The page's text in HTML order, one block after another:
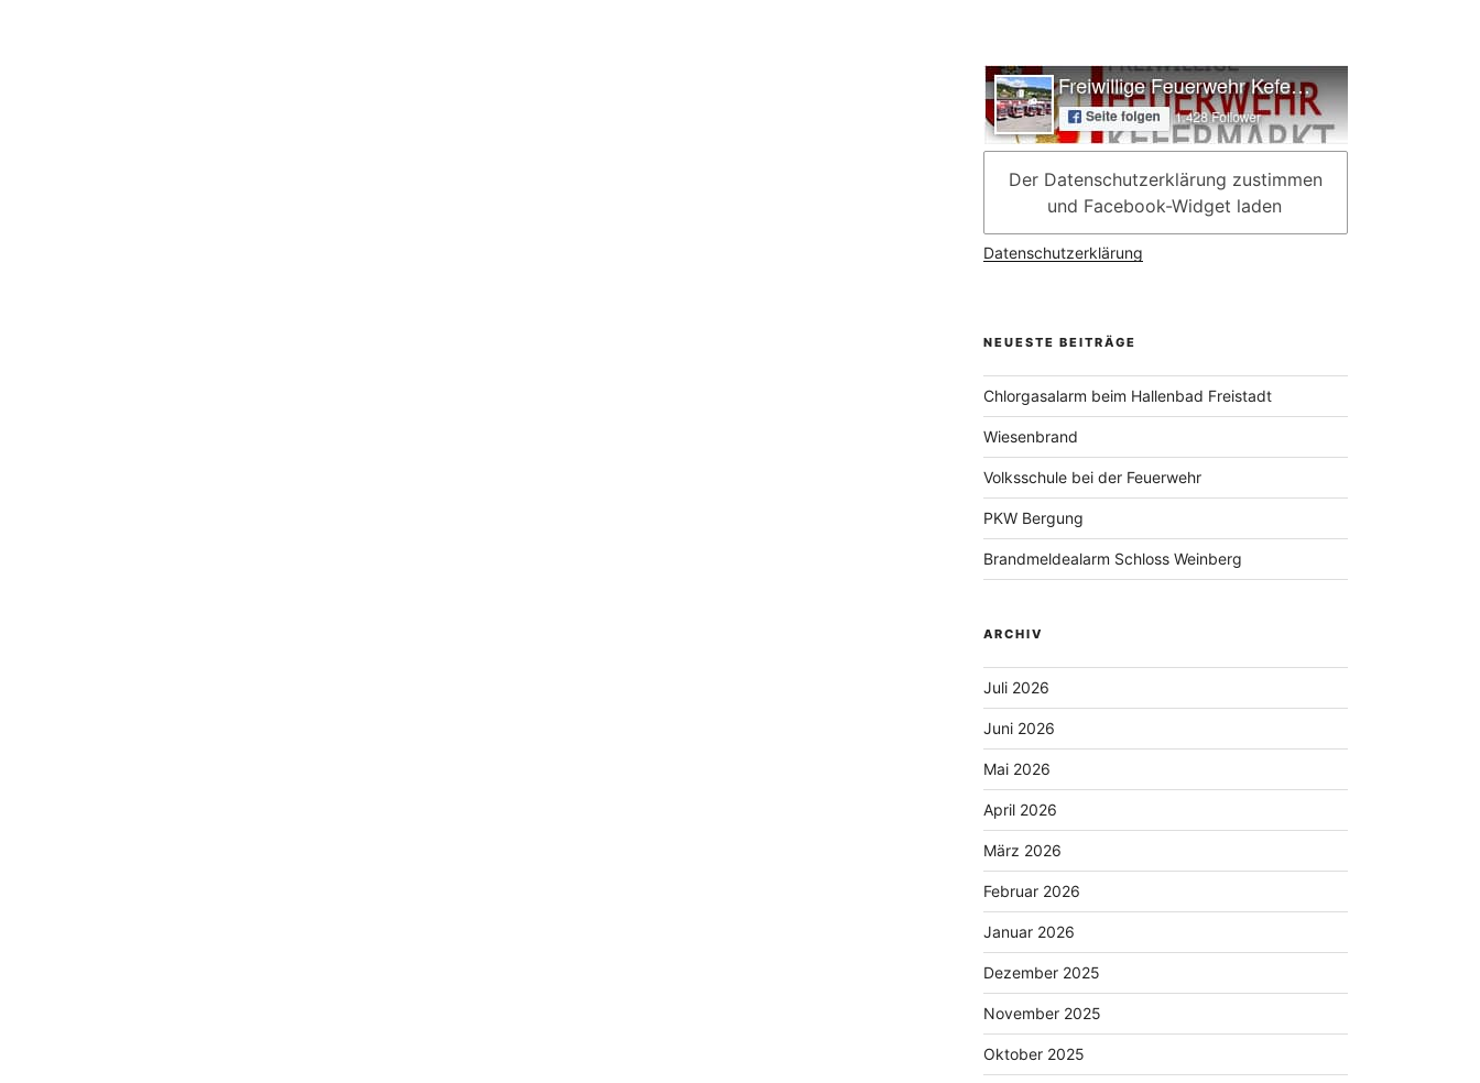
Der Datenschutzerklärung zustimmen
und Facebook-Widget laden
Datenschutzerklärung
NEUESTE BEITRÄGE
Chlorgasalarm beim Hallenbad Freistadt
Wiesenbrand
Volksschule bei der Feuerwehr
PKW Bergung
Brandmeldealarm Schloss Weinberg
ARCHIV
Juli 2026
Juni 2026
Mai 2026
April 2026
März 2026
Februar 2026
Januar 2026
Dezember 2025
November 2025
Oktober 2025